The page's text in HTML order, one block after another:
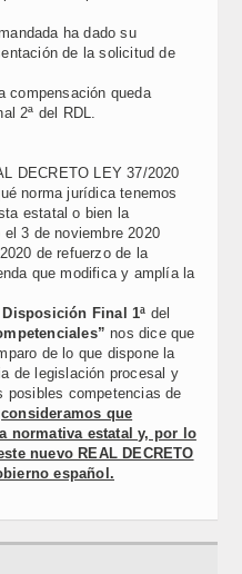
ha dado su
de la solicitud de
compensación queda
2ª del RDL.
DECRETO LEY 37/2020
norma jurídica tenemos
estatal o bien la
3 de noviembre 2020
de refuerzo de la
que modifica y amplía la
Disposición Final 1ª del
nos dice que
de lo que dispone la
de legislación procesal y
posibles competencias de
consideramos que
normativa estatal y, por lo
nuevo REAL DECRETO
español.